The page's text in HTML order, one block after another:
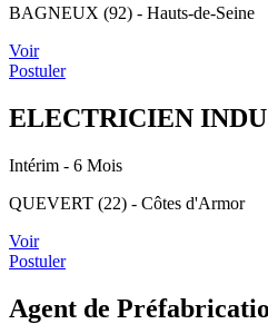
BAGNEUX (92) - Hauts-de-Seine
Voir
Postuler
ELECTRICIEN
Intérim - 6 Mois
QUEVERT (22) - Côtes d'Armor
Voir
Postuler
Agent de